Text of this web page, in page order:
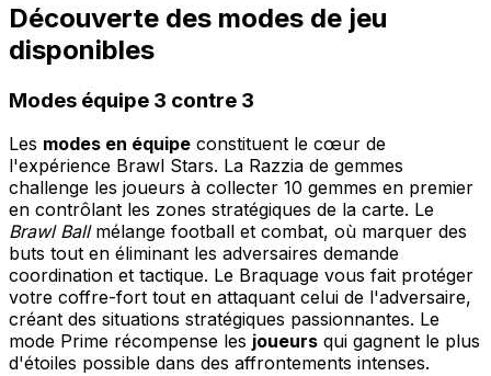
Découverte des modes de jeu
disponibles
Modes équipe 3 contre 3
Les modes en équipe constituent le cœur de
l'expérience Brawl Stars. La Razzia de gemmes
challenge les joueurs à collecter 10 gemmes en premier
en contrôlant les zones stratégiques de la carte. Le
Brawl Ballmélange football et combat, où marquer des
buts tout en éliminant les adversaires demande
coordination et tactique. Le Braquage vous fait protéger
votre coffre-fort tout en attaquant celui de l'adversaire,
créant des situations stratégiques passionnantes. Le
mode Prime récompense les joueurs qui gagnent le plus
d'étoiles possible dans des affrontements intenses.